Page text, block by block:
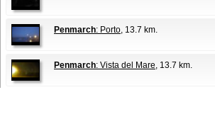
Penmarch: Porto, 13.7 km.
Penmarch: Vista del Mare, 13.7 km.